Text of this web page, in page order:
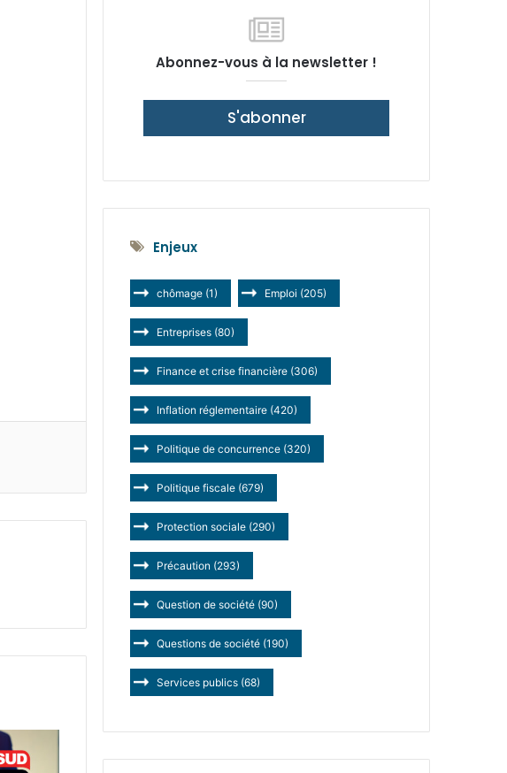
Abonnez-vous à la newsletter !
S'abonner
Enjeux
chômage (1) Emploi (205)
Entreprises (80)
Finance et crise financière (306)
Inflation réglementaire (420)
Politique de concurrence (320)
Politique fiscale (679)
Protection sociale (290)
Précaution (293)
Question de société (90)
Questions de société (190)
Services publics (68)